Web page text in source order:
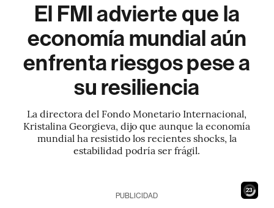
El FMI advierte que la
economía mundial aún
enfrenta riesgos pese a
su resiliencia
La directora del Fondo Monetario Internacional,
Kristalina Georgieva, dijo que aunque la economía
mundial ha resistido los recientes shocks, la
estabilidad podría ser frágil.
21
PUBLICIDAD